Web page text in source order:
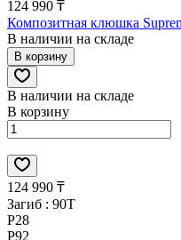
124 990 ₸
Композитная клюшка
В наличии на складе
В корзину
В наличии на складе
В корзину
124 990 ₸
Загиб : 90T
P28
P92